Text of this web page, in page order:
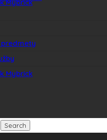
Mybrick
Mybrick